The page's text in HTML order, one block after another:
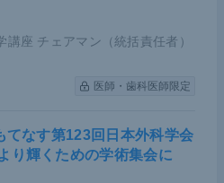
座 チェアマン（統括責任者）
医師・歯科医師限定
てなす第123回日本外科学会
輝くための学術集会に